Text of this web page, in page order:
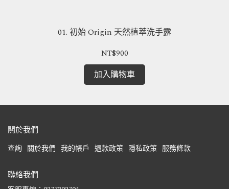
01. 初始 Origin 天然植萃洗手露
NT$900
加入購物車
關於我們
查詢 關於我們 我的帳戶 退款政策 隱私政策 服務條款
聯絡我們